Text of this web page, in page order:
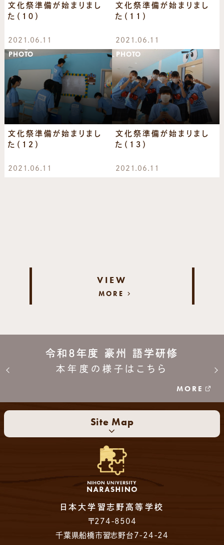
文化祭準備が始まりまし
た（１０）
2021.06.11
文化祭準備が始まりまし
た（１１）
2021.06.11
PHOTO
文化祭準備が始まりまし
た（１２）
2021.06.11
PHOTO
文化祭準備が始まりまし
た（１３）
2021.06.11
VIEW
MORE
令和8年度 豪州 語学研修
本年度の様子はこちら
MORE
Site Map
日本大学習志野高等学校
〒274-8504
千葉県船橋市習志野台7-24-24